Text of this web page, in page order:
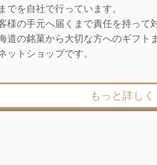
でを自社で行っています。
様の手元へ届くまで責任を持って
道の銘菓から大切な方へのギフト
ットショップです。
もっと詳し